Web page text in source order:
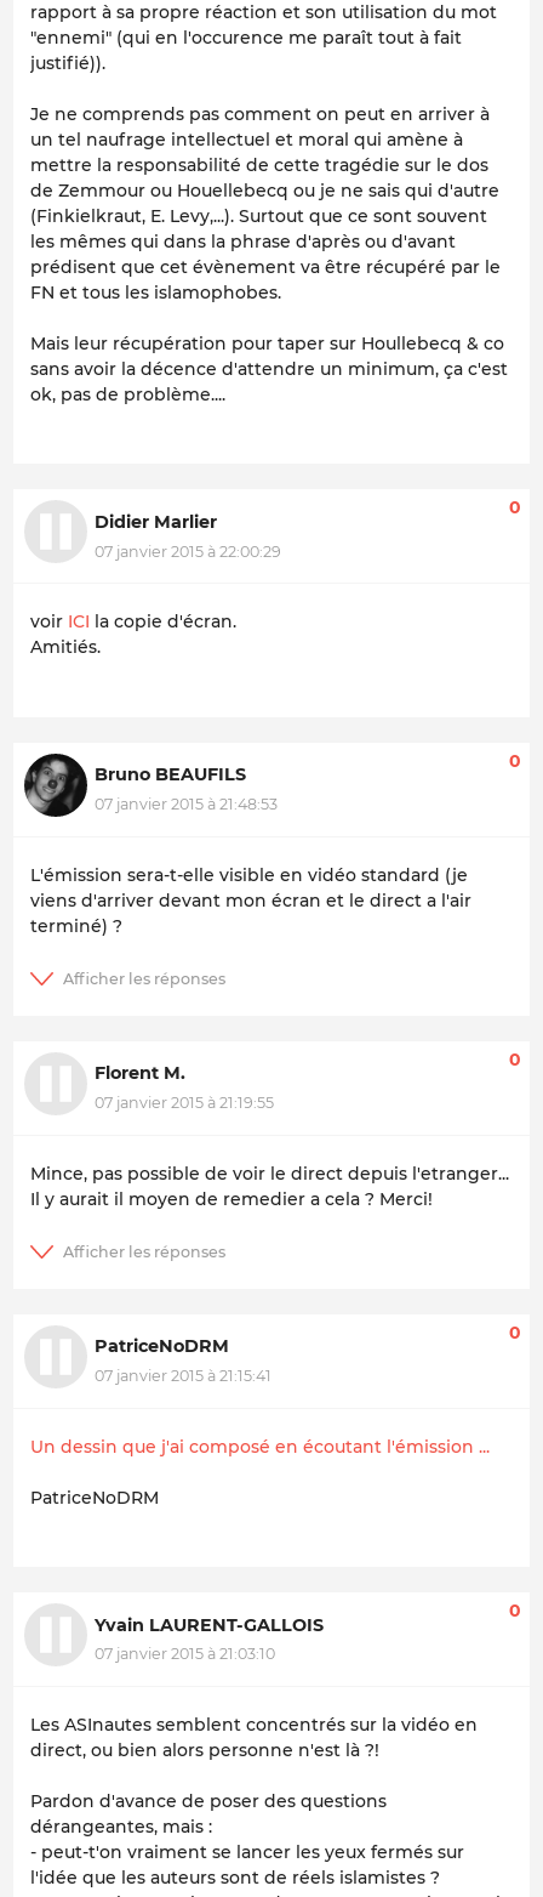
rapport à sa propre réaction et son utilisation du mot
"ennemi" (qui en l'occurence me paraît tout à fait
justifié)).
Je ne comprends pas comment on peut en arriver à
un tel naufrage intellectuel et moral qui amène à
mettre la responsabilité de cette tragédie sur le dos
de Zemmour ou Houellebecq ou je ne sais qui d'autre
(Finkielkraut, E. Levy,...). Surtout que ce sont souvent
les mêmes qui dans la phrase d'après ou d'avant
prédisent que cet évènement va être récupéré par le
FN et tous les islamophobes.
Mais leur récupération pour taper sur Houllebecq & co
sans avoir la décence d'attendre un minimum, ça c'est
ok, pas de problème....
Didier Marlier
07 janvier 2015 à 22:00:29
0
voir ICI la copie d'écran.
Amitiés.
Bruno BEAUFILS
07 janvier 2015 à 21:48:53
0
L'émission sera-t-elle visible en vidéo standard (je
viens d'arriver devant mon écran et le direct a l'air
terminé) ?
Florent M.
07 janvier 2015 à 21:19:55
0
Mince, pas possible de voir le direct depuis l'etranger...
Il y aurait il moyen de remedier a cela ? Merci!
PatriceNoDRM
07 janvier 2015 à 21:15:41
0
Un dessin que j'ai composé en écoutant l'émission ...
PatriceNoDRM
Yvain LAURENT-GALLOIS
07 janvier 2015 à 21:03:10
0
Les ASInautes semblent concentrés sur la vidéo en
direct, ou bien alors personne n'est là ?!
Pardon d'avance de poser des questions
dérangeantes, mais :
- peut-t'on vraiment se lancer les yeux fermés sur
l'idée que les auteurs sont de réels islamistes ?